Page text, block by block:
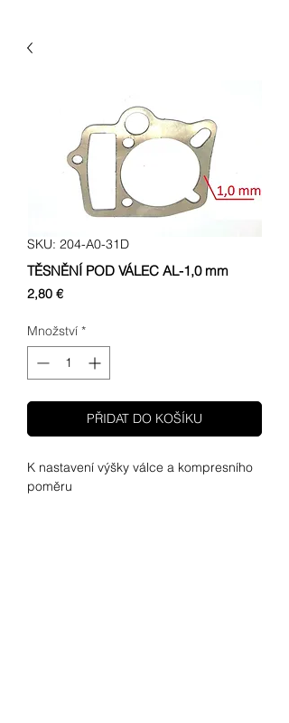
SKU: 204-A0-31D
TĚSNĚNÍ POD VÁLEC AL-1,0 mm
2,80 €Cena
Množství *
PŘIDAT DO KOŠÍKU
K nastavení výšky válce a kompresního
poměru